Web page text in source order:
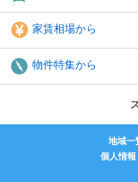
家賃相場から
物件特集から
地域一
個人情報